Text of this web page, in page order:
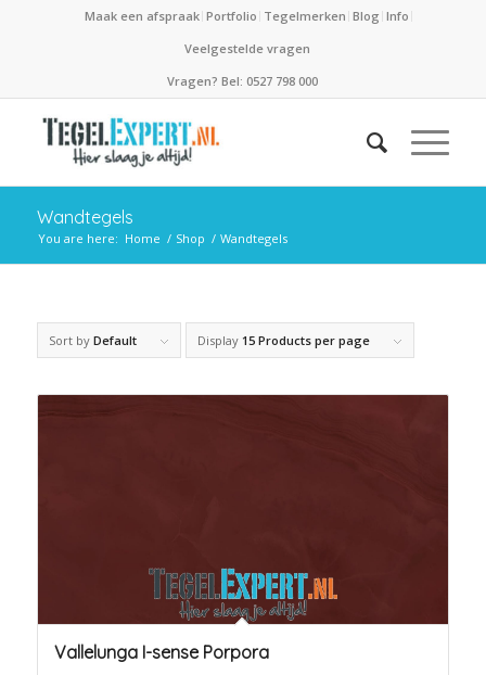
Maak een afspraak Portfolio Tegelmerken Blog Info
Veelgestelde vragen
Vragen? Bel: 0527 798 000
Wandtegels
You are here: Home / Shop / Wandtegels
Sort by Default Display 15 Products per page
Vallelunga I-sense Porpora